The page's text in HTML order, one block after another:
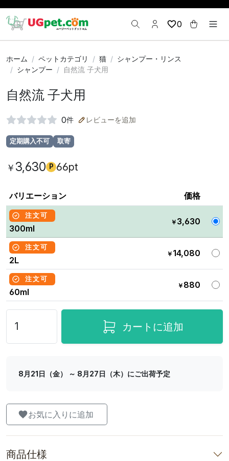
0
ホーム ペットカテゴリ 猫
シャンプー・リンス
シャンプー
自然流 子犬用
自然流 子犬用
0件 レビューを追加
定期購入不可 取寄
￥ 3,630 P 66pt
バリエーション 価格
注文可
300ml
￥ 3,630
注文可
2L
￥ 14,080
注文可
60ml
￥ 880
カートに追加
8月21日（金） ～ 8月27日（木）にご出荷予定
お気に入りに追加
商品仕様